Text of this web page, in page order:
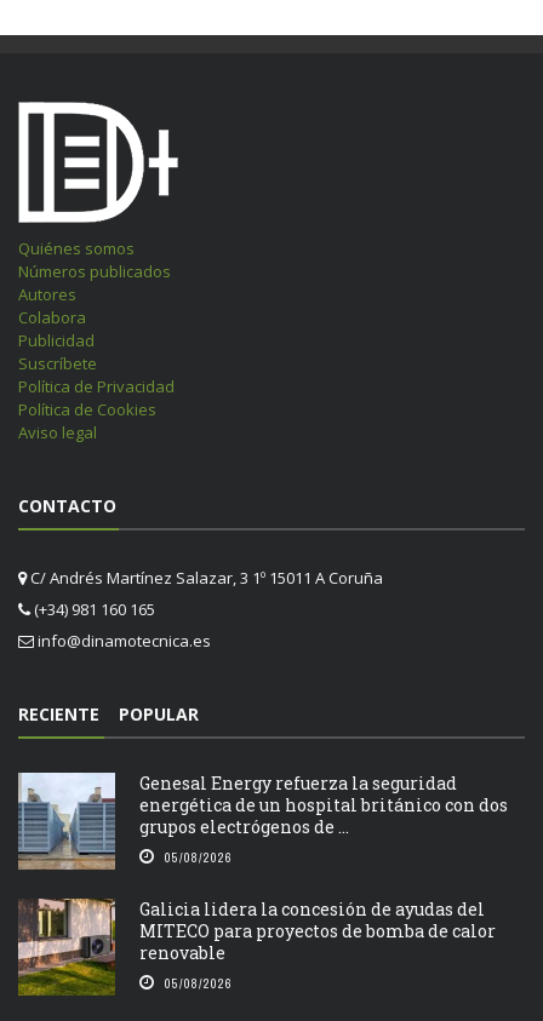
Quiénes somos
Números publicados
Autores
Colabora
Publicidad
Suscríbete
Política de Privacidad
Política de Cookies
Aviso legal
CONTACTO
C/ Andrés Martínez Salazar, 3 1º 15011 A Coruña
(+34) 981 160 165
info@dinamotecnica.es
RECIENTE POPULAR
Genesal Energy refuerza la seguridad
energética de un hospital británico con dos
grupos electrógenos de ...
05/08/2026
Galicia lidera la concesión de ayudas del
MITECO para proyectos de bomba de calor
renovable
05/08/2026